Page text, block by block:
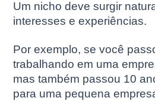
Um nicho deve surgir
interesses e experiências.
Por exemplo, se você
trabalhando em uma
mas também passou 10
para uma pequena